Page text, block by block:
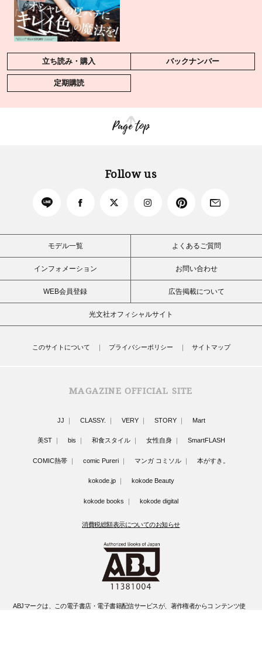
立ち読み・購入 バックナンバー
定期購読
Page top
Follow us
モデル一覧 よくあるご質問
インフォメーション お問い合わせ
WEB会員登録 広告掲載について
光文社オフィシャルサイト
このサイトについて プライバシーポリシー サイトマップ
MAGAZINE OFFICIAL SITE
JJ CLASSY. VERY STORY Mart
美ST bis 和食スタイル 女性自身 SmartFLASH
COMIC熱帯 comic Pureri マンガ コミソル 本がすき。
kokode.jp kokode Beauty
kokode books kokode digital
消費税総額表示についてのお知らせ
ABJマークは、この電子書店・電子書籍配信サービスが、著作権者からコ ンテンツ使